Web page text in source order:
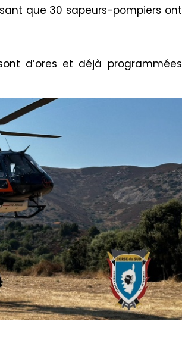
que 30 sapeurs-pompiers ont
d’ores et déjà programmées